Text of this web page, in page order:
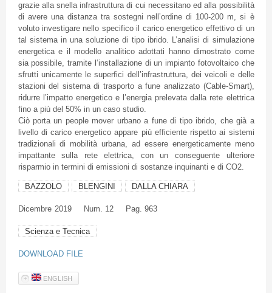
grazie alla snella infrastruttura di cui necessitano ed alla possibilità
di avere una distanza tra sostegni nell’ordine di 100-200 m, si è
voluto investigare nello specifico il carico energetico effettivo di un
tal sistema in una soluzione di tipo ibrido. L’analisi di simulazione
energetica e il modello analitico adottati hanno dimostrato come
sia possibile, tramite l’installazione di un impianto fotovoltaico che
sfrutti unicamente le superfici dell’infrastruttura, dei veicoli e delle
stazioni del sistema di trasporto a fune analizzato (Cable-Smart),
ridurre l’impatto energetico e l’energia prelevata dalla rete elettrica
fino a più del 50% in un caso studio.
Ciò porta un people mover urbano a fune di tipo ibrido, che già a
livello di carico energetico appare più efficiente rispetto ai sistemi
tradizionali di mobilità urbana, ad essere energeticamente meno
impattante sulla rete elettrica, con un conseguente ulteriore
risparmio in termini di emissioni di sostanze inquinanti e di CO2.
BAZZOLO BLENGINI DALLA CHIARA
Dicembre 2019 Num. 12 Pag. 963
Scienza e Tecnica
DOWNLOAD FILE
ENGLISH